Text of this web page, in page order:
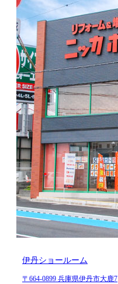
伊丹ショールーム
〒664-0899 兵庫県伊丹市大鹿7